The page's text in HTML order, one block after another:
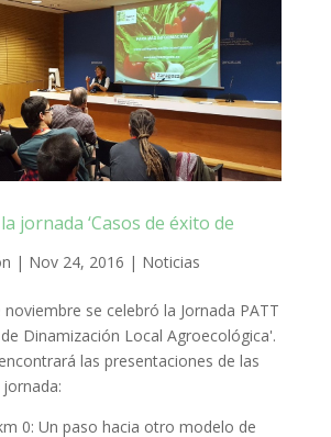
jornada ‘Casos de éxito de
| Nov 24, 2016 | Noticias
noviembre se celebró la Jornada PATT
Dinamización Local Agroecológica'.
las presentaciones de las
0: Un paso hacia otro modelo de